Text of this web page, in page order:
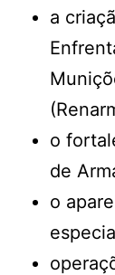
a
o
de
o